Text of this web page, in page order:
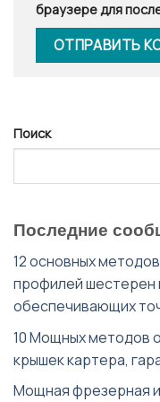
браузере для
Поиск
Последние
12 основных
профилей шестерен
обеспечивающих
10 Мощных методов
крышек картера,
Мощная фрезерная